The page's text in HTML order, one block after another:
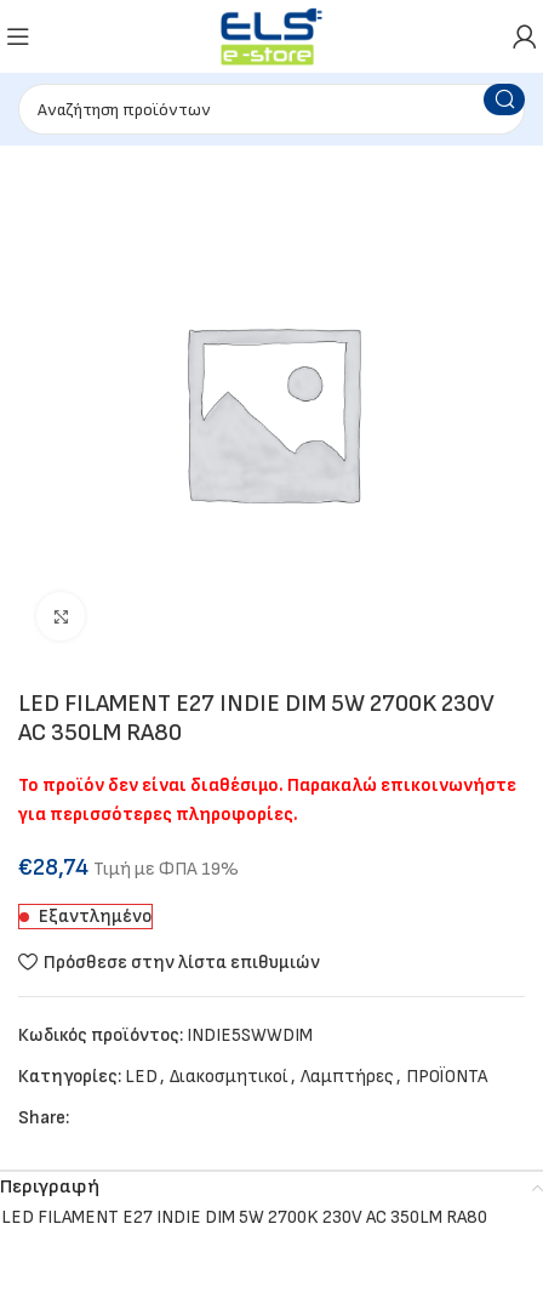
LED FILAMENT E27 INDIE DIM 5W 2700K 230V
AC 350LM RA80
Το προϊόν δεν είναι διαθέσιμο. Παρακαλώ επικοινωνήστε
για περισσότερες πληροφορίες.
€28,74 Τιμή με ΦΠΑ 19%
Εξαντλημένο
Πρόσθεσε στην λίστα επιθυμιών
Κωδικός προϊόντος: INDIE5SWWDIM
Κατηγορίες: LED, Διακοσμητικοί, Λαμπτήρες, ΠΡΟΪΟΝΤΑ
Share:
Περιγραφή
LED FILAMENT E27 INDIE DIM 5W 2700K 230V AC 350LM RA80